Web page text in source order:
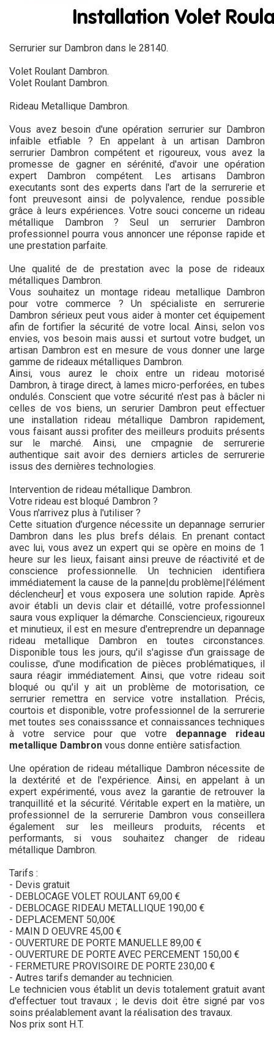
Serrurier sur Dambron dans le 28140.
Volet Roulant Dambron.
Volet Roulant Dambron.
Rideau Metallique Dambron.
Vous avez besoin d'une opération serrurier sur Dambron
infaible etfiable ? En appelant à un artisan Dambron
serrurier Dambron compétent et rigoureux, vous avez la
promesse de gagner en sérénité, d'avoir une opération
expert Dambron compétent. Les artisans Dambron
executants sont des experts dans l'art de la serrurerie et
font preuvesont ainsi de polyvalence, rendue possible
grâce à leurs expériences. Votre souci concerne un rideau
métallique Dambron ? Seul un serrurier Dambron
professionnel pourra vous annoncer une réponse rapide et
une prestation parfaite.
Une qualité de de prestation avec la pose de rideaux
métalliques Dambron.
Vous souhaitez un montage rideau metallique Dambron
pour votre commerce ? Un spécialiste en serrurerie
Dambron sérieux peut vous aider à monter cet équipement
afin de fortifier la sécurité de votre local. Ainsi, selon vos
envies, vos besoin mais aussi et surtout votre budget, un
artisan Dambron est en mesure de vous donner une large
gamme de rideaux métalliques Dambron.
Ainsi, vous aurez le choix entre un rideau motorisé
Dambron, à tirage direct, à lames micro-perforées, en tubes
ondulés. Conscient que votre sécurité n'est pas à bâcler ni
celles de vos biens, un serurier Dambron peut effectuer
une installation rideau métallique Dambron rapidement,
vous faisant aussi profiter des meilleurs produits présents
sur le marché. Ainsi, une cmpagnie de serrurerie
authentique sait avoir des derniers articles de serrurerie
issus des dernières technologies.
Intervention de rideau métallique Dambron.
Votre rideau est bloqué Dambron ?
Vous n'arrivez plus à l'utiliser ?
Cette situation d'urgence nécessite un depannage serrurier
Dambron dans les plus brefs délais. En prenant contact
avec lui, vous avez un expert qui se opère en moins de 1
heure sur les lieux, faisant ainsi preuve de réactivité et de
conscience professionnelle. Un technicien identifiera
immédiatement la cause de la panne|du problème|l'élément
déclencheur] et vous exposera une solution rapide. Après
avoir établi un devis clair et détaillé, votre professionnel
saura vous expliquer la démarche. Consciencieux, rigoureux
et minutieux, il est en mesure d'entreprendre un depannage
rideau metallique Dambron en toutes circonstances.
Disponible tous les jours, qu'il s'agisse d'un graissage de
coulisse, d'une modification de pièces problématiques, il
saura réagir immédiatement. Ainsi, que votre rideau soit
bloqué ou qu'il y ait un problème de motorisation, ce
serrurier remettra en service votre installation. Précis,
courtois et disponible, votre professionnel de la serrurerie
met toutes ses conaisssance et connaissances techniques
à votre service pour que votre depannage rideau
metallique Dambron vous donne entière satisfaction.
Une opération de rideau métallique Dambron nécessite de
la dextérité et de l'expérience. Ainsi, en appelant à un
expert expérimenté, vous avez la garantie de retrouver la
tranquillité et la sécurité. Véritable expert en la matière, un
professionnel de la serrurerie Dambron vous conseillera
également sur les meilleurs produits, récents et
performants, si vous souhaitez changer de rideau
métallique Dambron.
Tarifs :
- Devis gratuit
- DEBLOCAGE VOLET ROULANT 69,00 €
- DEBLOCAGE RIDEAU METALLIQUE 190,00 €
- DEPLACEMENT 50,00€
- MAIN D OEUVRE 45,00 €
- OUVERTURE DE PORTE MANUELLE 89,00 €
- OUVERTURE DE PORTE AVEC PERCEMENT 150,00 €
- FERMETURE PROVISOIRE DE PORTE 230,00 €
- Autres tarifs demander au technicien.
Le technicien vous établit un devis totalement gratuit avant
d'effectuer tout travaux ; le devis doit être signé par vos
soins préalablement avant la réalisation des travaux.
Nos prix sont H.T.